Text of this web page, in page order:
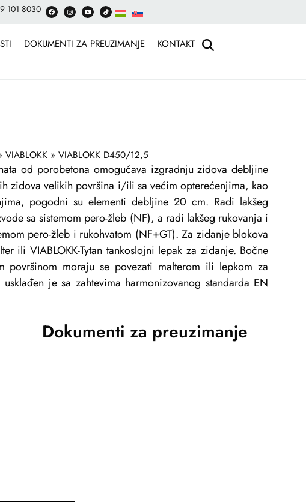
101 8030
DOKUMENTI ZA PREUZIMANJE KONTAKT
VIABLOKK» VIABLOKK D450/12,5
od porobetona omogućava izgradnju zidova debljine
zidova velikih površina i/ili sa većim opterećenjima, kao
pogodni su elementi debljine 20 cm. Radi lakšeg
sa sistemom pero-žleb (NF), a radi lakšeg rukovanja i
pero-žleb i rukohvatom (NF+GT). Za zidanje blokova
ili VIABLOKK-Tytan tankoslojni lepak za zidanje. Bočne
površinom moraju se povezati malterom ili lepkom za
je sa zahtevima harmonizovanog standarda EN
Dokumenti za preuzimanje